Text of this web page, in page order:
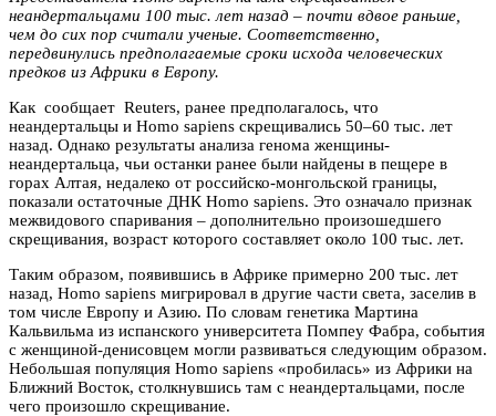
неандертальцами 100 тыс. лет назад – почти вдвое раньше,
чем до сих пор считали ученые. Соответственно,
передвинулись предполагаемые сроки исхода человеческих
предков из Африки в Европу.
Как сообщает Reuters, ранее предполагалось, что
неандертальцы и Homo sapiens скрещивались 50–60 тыс. лет
назад. Однако результаты анализа генома женщины-
неандертальца, чьи останки ранее были найдены в пещере в
горах Алтая, недалеко от российско-монгольской границы,
показали остаточные ДНК Homo sapiens. Это означало признак
межвидового спаривания – дополнительно произошедшего
скрещивания, возраст которого составляет около 100 тыс. лет.
Таким образом, появившись в Африке примерно 200 тыс. лет
назад, Homo sapiens мигрировал в другие части света, заселив в
том числе Европу и Азию. По словам генетика Мартина
Кальвильма из испанского университета Помпеу Фабра, события
с женщиной-денисовцем могли развиваться следующим образом.
Небольшая популяция Homo sapiens «пробилась» из Африки на
Ближний Восток, столкнувшись там с неандертальцами, после
чего произошло скрещивание.